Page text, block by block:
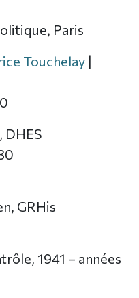
Paris
Touchelay |
DHES
GRHis
1941 – années